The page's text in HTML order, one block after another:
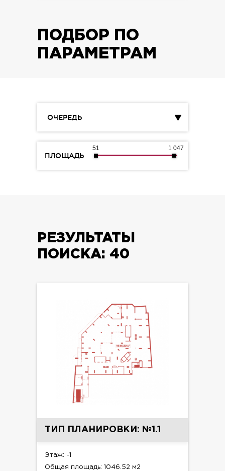
ПОДБОР ПО
ПАРАМЕТРАМ
ОЧЕРЕДЬ
ПЛОЩАДЬ
51 1 047
РЕЗУЛЬТАТЫ
ПОИСКА: 40
ТИП ПЛАНИРОВКИ: №1.1
Этаж: -1
Общая площадь: 1046.52 м2